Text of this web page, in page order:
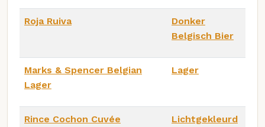
Roja Ruiva
Donker
Belgisch Bier
Marks & Spencer Belgian
Lager
Lager
Rince Cochon Cuvée
Lichtgekleurd